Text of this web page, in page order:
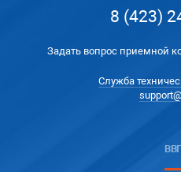
8 (423)
Задать вопрос приемной
Служба